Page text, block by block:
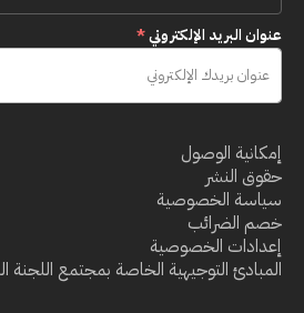
عنوان البريد الإلكتروني*
إمكانية الوصول
حقوق النشر
سياسة الخصوصية
خصم الضرائب
إعدادات الخصوصية
المبادئ التوجيهية الخاصة بمجتمع اللجنة